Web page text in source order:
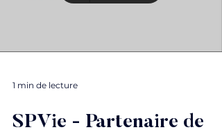
1 min de lecture
SPVie - Partenaire de